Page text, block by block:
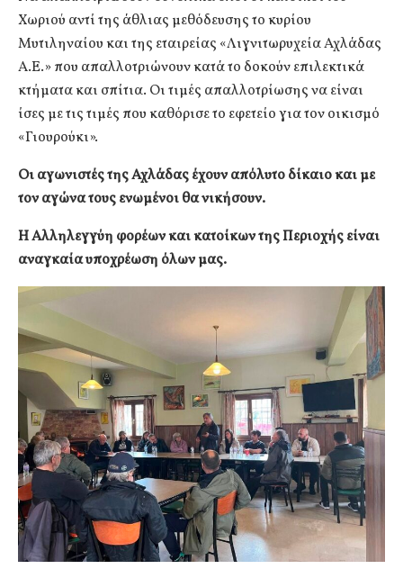
Χωριού αντί της άθλιας μεθόδευσης το κυρίου
Μυτιληναίου και της εταιρείας «Λιγνιτωρυχεία Αχλάδας
Α.Ε.» που απαλλοτριώνουν κατά το δοκούν επιλεκτικά
κτήματα και σπίτια. Οι τιμές απαλλοτρίωσης να είναι
ίσες με τις τιμές που καθόρισε το εφετείο για τον οικισμό
«Γιουρούκι».
Οι αγωνιστές της Αχλάδας έχουν απόλυτο δίκαιο και με
τον αγώνα τους ενωμένοι θα νικήσουν.
Η Αλληλεγγύη φορέων και κατοίκων της Περιοχής είναι
αναγκαία υποχρέωση όλων μας.